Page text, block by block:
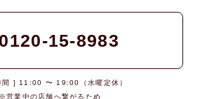
0120-15-8983
間 ] 11:00 〜 19:00（水曜定休）
※営業中の店舗へ繋がるため